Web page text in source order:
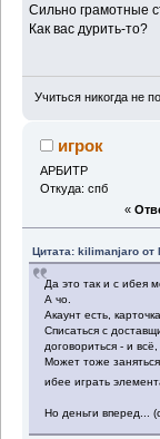
Сильно грамотные
Как вас дурить-то?
Учиться никогда не
игрок
АРБИТР
Откуда: спб
«
Цитата: kilimanjaro от
Да это так и с ибея
А чо.
Акаунт есть,
Списаться с
договориться - и всё,
Может тоже
ибее играть
Но деньги вперед...